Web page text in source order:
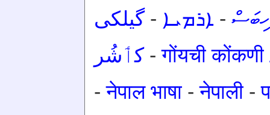
گیلکی- ܐܪܡܝܐ -
کٲشُر-गोंयची
-नेपाल भाषा -नेपाली -